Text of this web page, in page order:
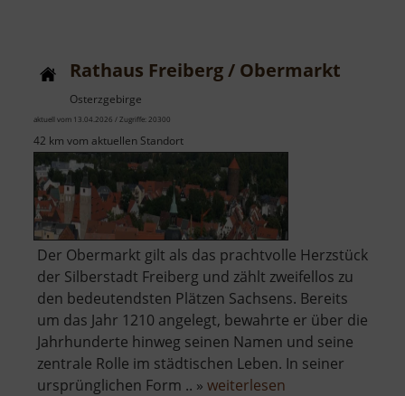
Rathaus Freiberg / Obermarkt
Osterzgebirge
aktuell vom 13.04.2026 / Zugriffe: 20300
42 km vom aktuellen Standort
Der Obermarkt gilt als das prachtvolle Herzstück
der Silberstadt Freiberg und zählt zweifellos zu
den bedeutendsten Plätzen Sachsens. Bereits
um das Jahr 1210 angelegt, bewahrte er über die
Jahrhunderte hinweg seinen Namen und seine
zentrale Rolle im städtischen Leben. In seiner
ursprünglichen Form .. » weiterlesen